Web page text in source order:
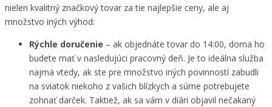
nielen kvalitný značkový tovar za tie najlepšie ceny, ale aj
množstvo iných výhod:
Rýchle doručenie – ak objednáte tovar do 14:00, doma ho
budete mať v nasledujúci pracovný deň. Je to ideálna služba
najmä vtedy, ak ste pre množstvo iných povinností zabudli
na sviatok niekoho z vašich blízkych a súrne potrebujete
zohnať darček. Taktiež, ak sa vám v diári objavil nečakaný